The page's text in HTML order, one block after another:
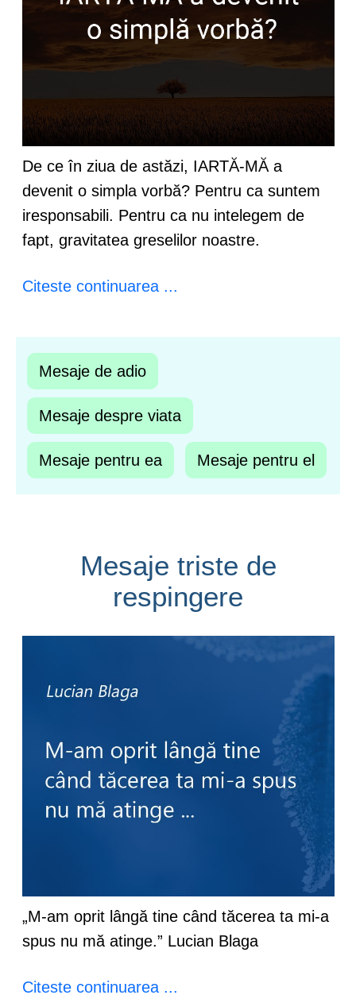
De ce în ziua de astăzi, IARTĂ-MĂ a
devenit o simpla vorbă? Pentru ca suntem
iresponsabili. Pentru ca nu intelegem de
fapt, gravitatea greselilor noastre.
Citeste continuarea ...
Mesaje de adio
Mesaje despre viata
Mesaje pentru ea Mesaje pentru el
Mesaje triste de
respingere
„M-am oprit lângă tine când tăcerea ta mi-a
spus nu mă atinge.” Lucian Blaga
Citeste continuarea ...